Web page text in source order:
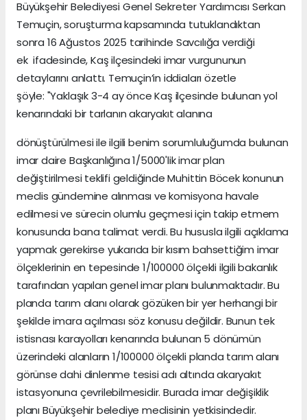
Büyükşehir Belediyesi Genel Sekreter Yardımcısı Serkan
Temuçin, soruşturma kapsamında tutuklandıktan
sonra 16 Ağustos 2025 tarihinde Savcılığa verdiği
ek ifadesinde, Kaş ilçesindeki imar vurgununun
detaylarını anlattı. Temuçin’in iddiaları özetle
şöyle: "Yaklaşık 3-4 ay önce Kaş ilçesinde bulunan yol
kenarındaki bir tarlanın akaryakıt alanına
dönüştürülmesi ile ilgili benim sorumluluğumda bulunan
imar daire Başkanlığına 1/5000'lik imar plan
değiştirilmesi teklifi geldiğinde Muhittin Böcek konunun
meclis gündemine alınması ve komisyona havale
edilmesi ve sürecin olumlu geçmesi için takip etmem
konusunda bana talimat verdi. Bu hususla ilgili açıklama
yapmak gerekirse yukarıda bir kısım bahsettiğim imar
ölçeklerinin en tepesinde 1/100000 ölçekli ilgili bakanlık
tarafından yapılan genel imar planı bulunmaktadır. Bu
planda tarım alanı olarak gözüken bir yer herhangi bir
şekilde imara açılması söz konusu değildir. Bunun tek
istisnası karayolları kenarında bulunan 5 dönümün
üzerindeki alanların 1/100000 ölçekli planda tarım alanı
görünse dahi dinlenme tesisi adı altında akaryakıt
istasyonuna çevrilebilmesidir. Burada imar değişiklik
planı Büyükşehir belediye meclisinin yetkisindedir.